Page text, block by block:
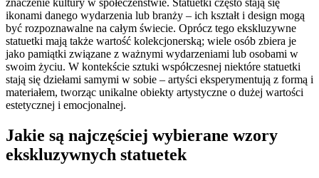
znaczenie kultury w społeczeństwie. Statuetki często stają się
ikonami danego wydarzenia lub branży – ich kształt i design mogą
być rozpoznawalne na całym świecie. Oprócz tego ekskluzywne
statuetki mają także wartość kolekcjonerską; wiele osób zbiera je
jako pamiątki związane z ważnymi wydarzeniami lub osobami w
swoim życiu. W kontekście sztuki współczesnej niektóre statuetki
stają się dziełami samymi w sobie – artyści eksperymentują z formą i
materiałem, tworząc unikalne obiekty artystyczne o dużej wartości
estetycznej i emocjonalnej.
Jakie są najczęściej wybierane wzory
ekskluzywnych statuetek